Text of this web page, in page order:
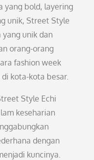
yang bold, layering
unik, Street Style
yang unik dan
orang-orang
fashion week
kota-kota besar.
Style Echi
keseharian
dengan
kuncinya.